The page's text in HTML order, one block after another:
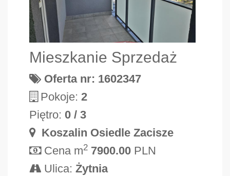
Mieszkanie Sprzedaż
Oferta nr: 1602347
Pokoje:2
Piętro: 0 / 3
Koszalin Osiedle Zacisze
Cena m2 7900.00 PLN
Ulica:Żytnia